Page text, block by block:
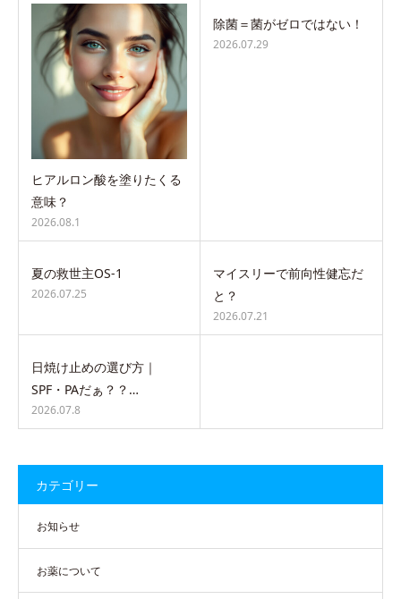
ヒアルロン酸を塗りたくる
意味？
2026.08.1
除菌＝菌がゼロではない！
2026.07.29
夏の救世主OS-1
2026.07.25
マイスリーで前向性健忘だ
と？
2026.07.21
日焼け止めの選び方｜
SPF・PAだぁ？？…
2026.07.8
カテゴリー
お知らせ
お薬について